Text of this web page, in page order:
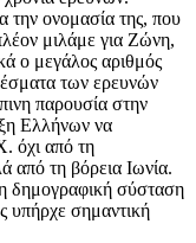
την ονομασία της, που
μιλάμε για Ζώνη,
ο μεγάλος αριθμός
των ερευνών
παρουσία στην
Ελλήνων να
όχι από τη
από τη βόρεια Ιωνία.
δημογραφική σύσταση
υπήρχε σημαντική